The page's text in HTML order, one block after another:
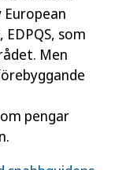
som
Men
pengar